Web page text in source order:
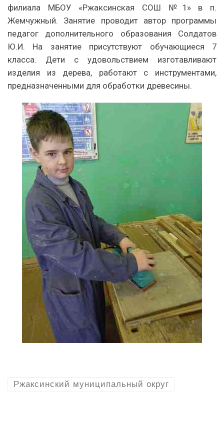
филиала МБОУ «Ржаксинская СОШ №1» в п.
Жемчужный. Занятие проводит автор программы
педагог дополнительного образования Солдатов
Ю.И. На занятие присутствуют обучающиеся 7
класса. Дети с удовольствием изготавливают
изделия из дерева, работают с инструментами,
предназначенными для обработки древесины.
Ржаксинский муниципальный округ